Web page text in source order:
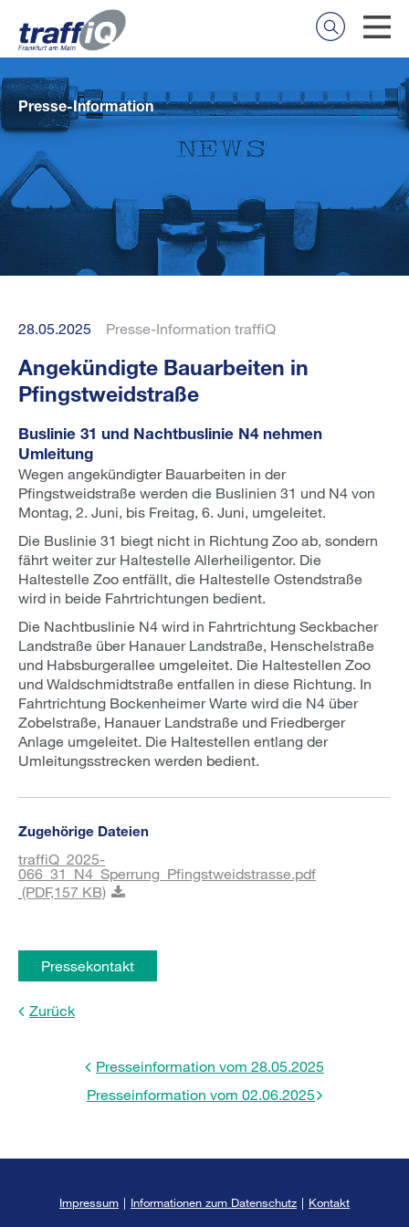
Presse-Information
28.05.2025 Presse-Information traffiQ
Angekündigte Bauarbeiten in
Pfingstweidstraße
Buslinie 31 und Nachtbuslinie N4 nehmen
Umleitung
Wegen angekündigter Bauarbeiten in der
Pfingstweidstraße werden die Buslinien 31 und N4 von
Montag, 2. Juni, bis Freitag, 6. Juni, umgeleitet.
Die Buslinie 31 biegt nicht in Richtung Zoo ab, sondern
fährt weiter zur Haltestelle Allerheiligentor. Die
Haltestelle Zoo entfällt, die Haltestelle Ostendstraße
wird in beide Fahrtrichtungen bedient.
Die Nachtbuslinie N4 wird in Fahrtrichtung Seckbacher
Landstraße über Hanauer Landstraße, Henschelstraße
und Habsburgerallee umgeleitet. Die Haltestellen Zoo
und Waldschmidtstraße entfallen in diese Richtung. In
Fahrtrichtung Bockenheimer Warte wird die N4 über
Zobelstraße, Hanauer Landstraße und Friedberger
Anlage umgeleitet. Die Haltestellen entlang der
Umleitungsstrecken werden bedient.
Zugehörige Dateien
traffiQ_2025-
066_31_N4_Sperrung_Pfingstweidstrasse.pdf
(PDF,157 KB)
Pressekontakt
Zurück
Presseinformation vom 28.05.2025
Presseinformation vom 02.06.2025
Impressum | Informationen zum Datenschutz | Kontakt